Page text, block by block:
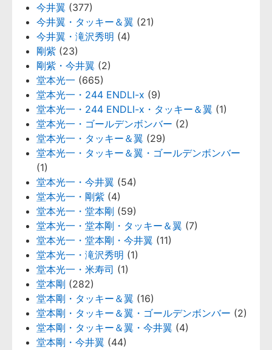
今井翼 (377)
今井翼・タッキー＆翼 (21)
今井翼・滝沢秀明 (4)
剛紫 (23)
剛紫・今井翼 (2)
堂本光一 (665)
堂本光一・244 ENDLI-x (9)
堂本光一・244 ENDLI-x・タッキー＆翼 (1)
堂本光一・ゴールデンボンバー (2)
堂本光一・タッキー＆翼 (29)
堂本光一・タッキー＆翼・ゴールデンボンバー
(1)
堂本光一・今井翼 (54)
堂本光一・剛紫 (4)
堂本光一・堂本剛 (59)
堂本光一・堂本剛・タッキー＆翼 (7)
堂本光一・堂本剛・今井翼 (11)
堂本光一・滝沢秀明 (1)
堂本光一・米寿司 (1)
堂本剛 (282)
堂本剛・タッキー＆翼 (16)
堂本剛・タッキー＆翼・ゴールデンボンバー (2)
堂本剛・タッキー＆翼・今井翼 (4)
堂本剛・今井翼 (44)